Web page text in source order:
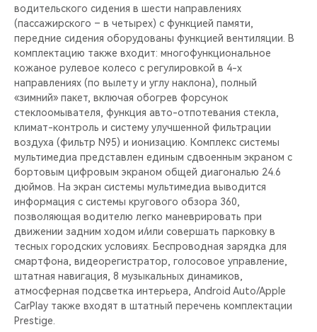
водительского сидения в шести направлениях
(пассажирского – в четырех) с функцией памяти,
передние сидения оборудованы функцией вентиляции. В
комплектацию также входит: многофункциональное
кожаное рулевое колесо с регулировкой в 4-х
направлениях (по вылету и углу наклона), полный
«зимний» пакет, включая обогрев форсунок
стеклоомывателя, функция авто-отпотевания стекла,
климат-контроль и систему улучшенной фильтрации
воздуха (фильтр N95) и ионизацию. Комплекс системы
мультимедиа представлен единым сдвоенным экраном с
бортовым цифровым экраном общей диагональю 24.6
дюймов. На экран системы мультимедиа выводится
информация с системы кругового обзора 360,
позволяющая водителю легко маневрировать при
движении задним ходом и/или совершать парковку в
тесных городских условиях. Беспроводная зарядка для
смартфона, видеорегистратор, голосовое управление,
штатная навигация, 8 музыкальных динамиков,
атмосферная подсветка интерьера, Android Auto/Apple
CarPlay также входят в штатный перечень комплектации
Prestige.